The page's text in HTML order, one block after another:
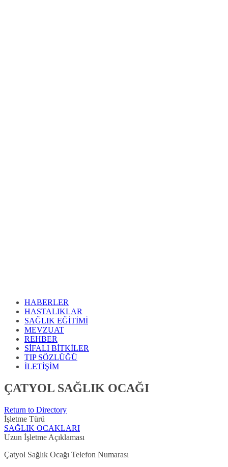
HABERLER
HASTALIKLAR
SAĞLIK EĞİTİMİ
MEVZUAT
REHBER
SİFALI BİTKİLER
TIP SÖZLÜĞÜ
İLETİŞİM
ÇATYOL SAĞLIK OCAĞI
Return to Directory
İşletme Türü
SAĞLIK OCAKLARI
Uzun İşletme Açıklaması
Çatyol Sağlık Ocağı Telefon Numarası